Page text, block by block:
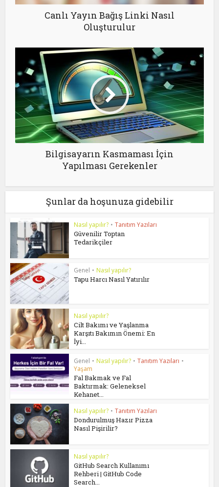
Canlı Yayın Bağış Linki Nasıl
Oluşturulur
Bilgisayarın Kasmaması İçin
Yapılması Gerekenler
Şunlar da hoşunuza gidebilir
Nasıl yapılır? • Tanıtım Yazıları
Güvenilir Toptan
Tedarikçiler
Genel • Nasıl yapılır?
Tapu Harcı Nasıl Yatırılır
Nasıl yapılır?
Cilt Bakımı ve Yaşlanma
Karşıtı Bakımın Önemi: En
İyi...
Genel • Nasıl yapılır? • Tanıtım Yazıları •
Yaşam
Fal Bakmak ve Fal
Baktırmak: Geleneksel
Kehanet...
Nasıl yapılır? • Tanıtım Yazıları
Dondurulmuş Hazır Pizza
Nasıl Pişirilir?
Nasıl yapılır?
GitHub Search Kullanımı
Rehberi | GitHub Code
Search...